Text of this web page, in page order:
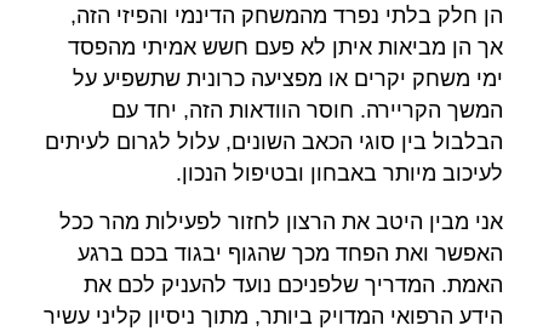
הן חלק בלתי נפרד מהמשחק הדינמי והפיזי הזה,
אך הן מביאות איתן לא פעם חשש אמיתי מהפסד
ימי משחק יקרים או מפציעה כרונית שתשפיע על
המשך הקריירה. חוסר הוודאות הזה, יחד עם
הבלבול בין סוגי הכאב השונים, עלול לגרום לעיתים
לעיכוב מיותר באבחון ובטיפול הנכון.
אני מבין היטב את הרצון לחזור לפעילות מהר ככל
האפשר ואת הפחד מכך שהגוף יבגוד בכם ברגע
האמת. המדריך שלפניכם נועד להעניק לכם את
הידע הרפואי המדויק ביותר, מתוך ניסיון קליני עשיר